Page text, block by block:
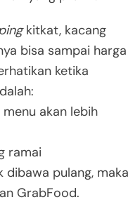
kitkat, kacang
bisa sampai harga
ketika
akan lebih
ramai
dibawa pulang, maka
GrabFood.